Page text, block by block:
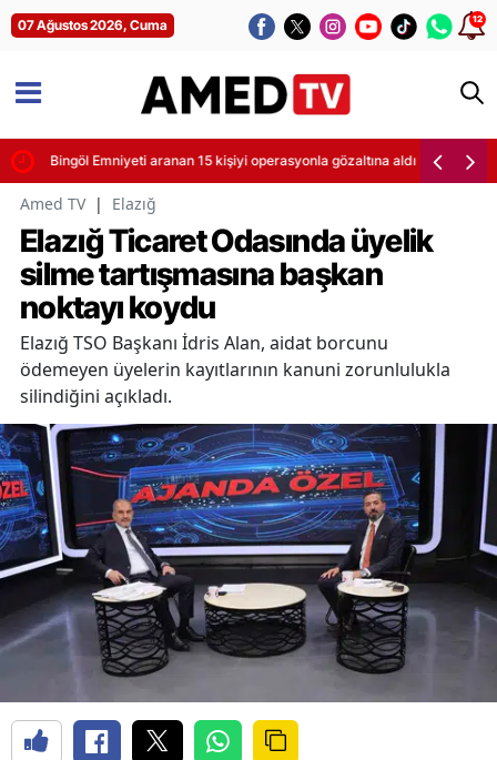
07 Ağustos 2026, Cuma 12
Bingöl Emniyeti aranan 15 kişiyi operasyonla gözaltına aldı
Amed TV | Elazığ
Elazığ Ticaret Odasında üyelik
silme tartışmasına başkan
noktayı koydu
Elazığ TSO Başkanı İdris Alan, aidat borcunu
ödemeyen üyelerin kayıtlarının kanuni zorunlulukla
silindiğini açıkladı.